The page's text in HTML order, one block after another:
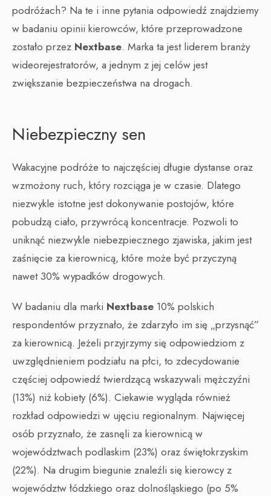
podróżach? Na te i inne pytania odpowiedź znajdziemy
w badaniu opinii kierowców, które przeprowadzone
zostało przez Nextbase. Marka ta jest liderem branży
wideorejestratorów, a jednym z jej celów jest
zwiększanie bezpieczeństwa na drogach.
Niebezpieczny sen
Wakacyjne podróże to najczęściej długie dystanse oraz
wzmożony ruch, który rozciąga je w czasie. Dlatego
niezwykle istotne jest dokonywanie postojów, które
pobudzą ciało, przywrócą koncentracje. Pozwoli to
uniknąć niezwykle niebezpiecznego zjawiska, jakim jest
zaśnięcie za kierownicą, które może być przyczyną
nawet 30% wypadków drogowych.
W badaniu dla marki Nextbase 10% polskich
respondentów przyznało, że zdarzyło im się „przysnąć”
za kierownicą. Jeżeli przyjrzymy się odpowiedziom z
uwzględnieniem podziału na płci, to zdecydowanie
częściej odpowiedź twierdzącą wskazywali mężczyźni
(13%) niż kobiety (6%). Ciekawie wygląda również
rozkład odpowiedzi w ujęciu regionalnym. Najwięcej
osób przyznało, że zasnęli za kierownicą w
województwach podlaskim (23%) oraz świętokrzyskim
(22%). Na drugim biegunie znaleźli się kierowcy z
województw łódzkiego oraz dolnośląskiego (po 5%